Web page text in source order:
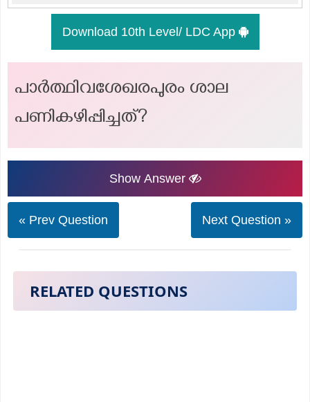
Download 10th Level/ LDC App
പാർത്ഥിവശേഖരപുരം ശാല
പണികഴിപ്പിച്ചത്?
Show Answer
« Prev Question Next Question »
RELATED QUESTIONS